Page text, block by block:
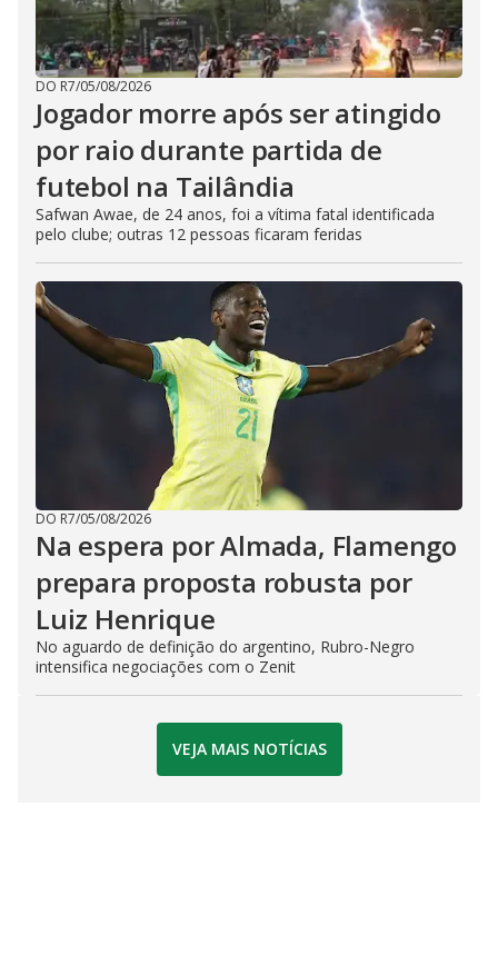
DO R7/05/08/2026
Jogador morre após ser atingido
por raio durante partida de
futebol na Tailândia
Safwan Awae, de 24 anos, foi a vítima fatal identificada
pelo clube; outras 12 pessoas ficaram feridas
DO R7/05/08/2026
Na espera por Almada, Flamengo
prepara proposta robusta por
Luiz Henrique
No aguardo de definição do argentino, Rubro-Negro
intensifica negociações com o Zenit
VEJA MAIS NOTÍCIAS